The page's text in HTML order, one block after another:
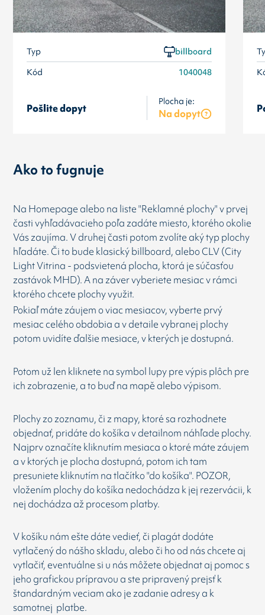
Typ
billboard
Kód
1040048
Pošlite dopyt
Plocha je:
Na dopyt
Ako to fugnuje
Na Homepage alebo na liste "Reklamné plochy" v prvej
časti vyhľadávacieho poľa zadáte miesto, ktorého okolie
Vás zaujíma. V druhej časti potom zvolíte aký typ plochy
hľadáte. Či to bude klasický billboard, alebo CLV (City
Light Vitrina - podsvietená plocha, ktorá je súčasťou
zastávok MHD). A na záver vyberiete mesiac v rámci
ktorého chcete plochy využit.
Pokiaľ máte záujem o viac mesiacov, vyberte prvý
mesiac celého obdobia a v detaile vybranej plochy
potom uvidíte ďalšie mesiace, v kterých je dostupná.
Potom už len kliknete na symbol lupy pre výpis plôch pre
ich zobrazenie, a to buď na mapě alebo výpisom.
Plochy zo zoznamu, či z mapy, ktoré sa rozhodnete
objednať, pridáte do košíka v detailnom náhľade plochy.
Najprv označíte kliknutím mesiaca o ktoré máte záujem
a v ktorých je plocha dostupná, potom ich tam
presuniete kliknutím na tlačítko "do košíka". POZOR,
vložením plochy do košíka nedochádza k jej rezervácii, k
nej dochádza až procesom platby.
V košíku nám ešte dáte vedieť, či plagát dodáte
vytlačený do nášho skladu, alebo či ho od nás chcete aj
vytlačiť, eventuálne si u nás môžete objednat aj pomoc s
jeho grafickou prípravou a ste pripravený prejsť k
štandardným veciam ako je zadanie adresy a k
samotnej platbe.